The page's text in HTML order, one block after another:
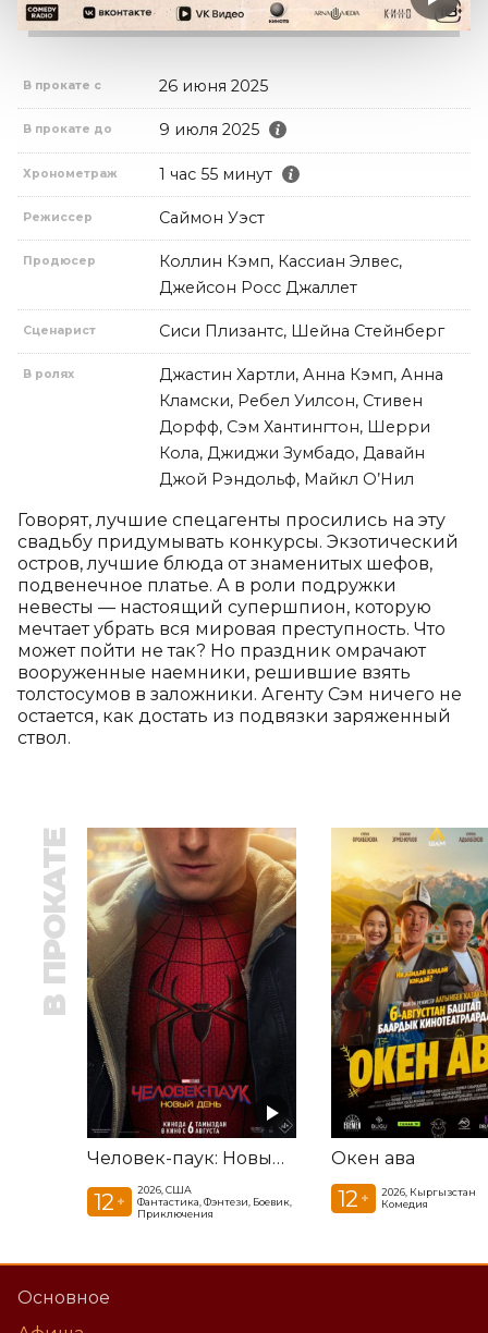
В прокате с 26 июня 2025
В прокате до 9 июля 2025
Хронометраж 1 час 55 минут
Режиссер Саймон Уэст
Продюсер
Коллин Кэмп, Кассиан Элвес,
Джейсон Росс Джаллет
Сценарист Сиси Плизантс, Шейна Стейнберг
В ролях
Джастин Хартли, Анна Кэмп, Анна
Кламски, Ребел Уилсон, Стивен
Дорфф, Сэм Хантингтон, Шерри
Кола, Джиджи Зумбадо, Давайн
Джой Рэндольф, Майкл О’Нил
Говорят, лучшие спецагенты просились на эту
свадьбу придумывать конкурсы. Экзотический
остров, лучшие блюда от знаменитых шефов,
подвенечное платье. А в роли подружки
невесты — настоящий супершпион, которую
мечтает убрать вся мировая преступность. Что
может пойти не так? Но праздник омрачают
вооруженные наемники, решившие взять
толстосумов в заложники. Агенту Сэм ничего не
остается, как достать из подвязки заряженный
ствол.
В ПРОКАТЕ
Человек-паук: Новый день
12 +
2026, США
Фантастика, Фэнтези, Боевик,
Приключения
Окен ава
12 +
2026, Кыргызстан
Комедия
Основное